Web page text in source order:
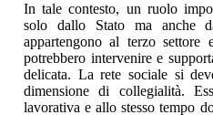
In tale contesto, un ruolo
solo dallo Stato ma anche
appartengono al terzo settore
potrebbero intervenire e
delicata. La rete sociale si
dimensione di collegialità.
lavorativa e allo stesso tempo